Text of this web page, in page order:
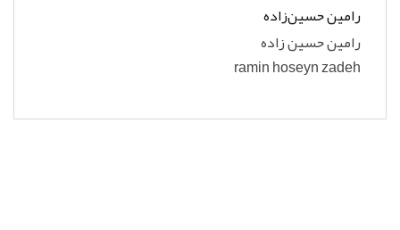
رامین حسین‌زاده
رامین حسین زاده
ramin hoseyn zadeh